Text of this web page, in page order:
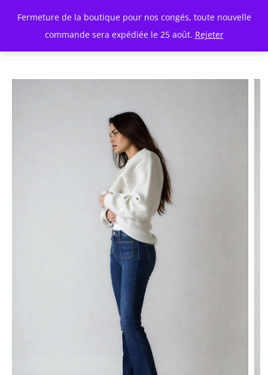
Fermeture de la boutique pour nos congés, toute nouvelle
commande sera expédiée le 25 août. Rejeter